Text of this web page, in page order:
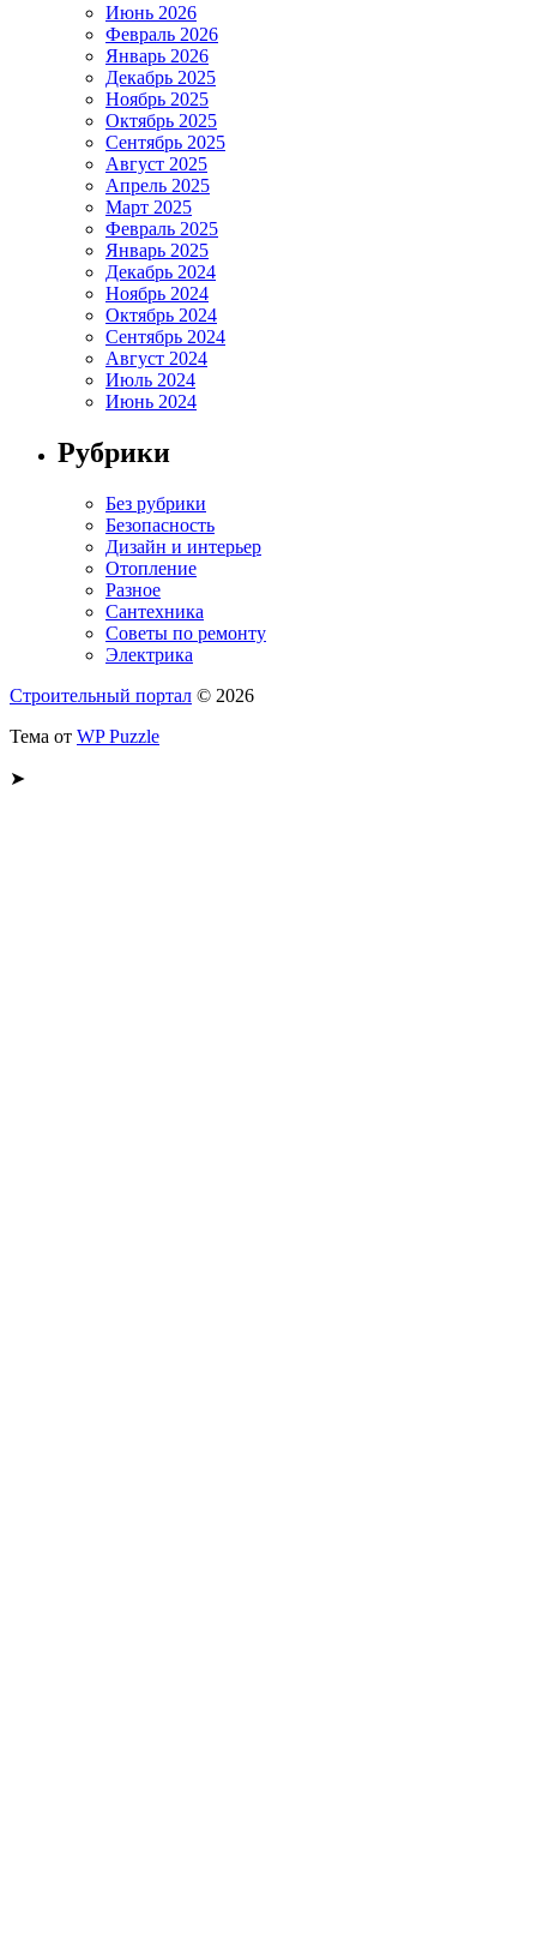
Июнь 2026
Февраль 2026
Январь 2026
Декабрь 2025
Ноябрь 2025
Октябрь 2025
Сентябрь 2025
Август 2025
Апрель 2025
Март 2025
Февраль 2025
Январь 2025
Декабрь 2024
Ноябрь 2024
Октябрь 2024
Сентябрь 2024
Август 2024
Июль 2024
Июнь 2024
Рубрики
Без рубрики
Безопасность
Дизайн и интерьер
Отопление
Разное
Сантехника
Советы по ремонту
Электрика
Строительный портал © 2026
Тема от WP Puzzle
➤